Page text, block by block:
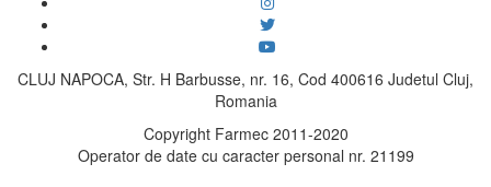
CLUJ NAPOCA, Str. H Barbusse, nr. 16, Cod 400616 Judetul Cluj,
Romania
Copyright Farmec 2011-2020
Operator de date cu caracter personal nr. 21199